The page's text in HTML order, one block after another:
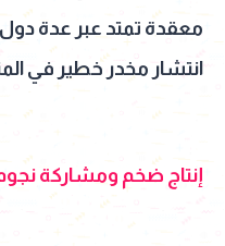
معقدة تمتد عبر عدة
انتشار مخدر خطير في
إنتاج ضخم ومشاركة